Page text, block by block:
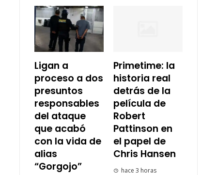
Ligan a
proceso a dos
presuntos
responsables
del ataque
que acabó
con la vida de
alias
“Gorgojo”
Primetime: la
historia real
detrás de la
película de
Robert
Pattinson en
el papel de
Chris Hansen
hace 3 horas